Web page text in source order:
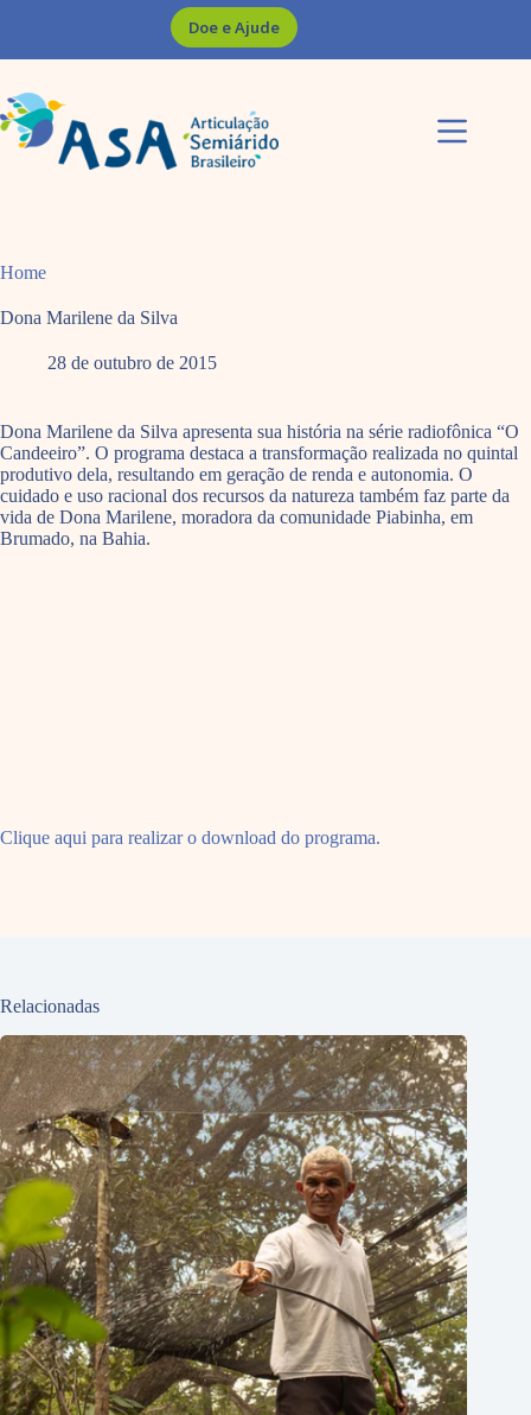
Doe e Ajude
Home
Dona Marilene da Silva
28 de outubro de 2015
Dona Marilene da Silva apresenta sua história na série radiofônica “O
Candeeiro”. O programa destaca a transformação realizada no quintal
produtivo dela, resultando em geração de renda e autonomia. O
cuidado e uso racional dos recursos da natureza também faz parte da
vida de Dona Marilene, moradora da comunidade Piabinha, em
Brumado, na Bahia.
Clique aqui para realizar o download do programa.
Relacionadas